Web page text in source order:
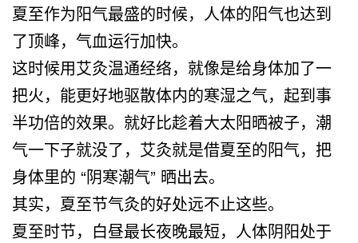
夏至作为阳气最盛的时候，人体的阳气也达到
了顶峰，气血运行加快。
这时候用艾灸温通经络，就像是给身体加了一
把火，能更好地驱散体内的寒湿之气，起到事
半功倍的效果。就好比趁着大太阳晒被子，潮
气一下子就没了，艾灸就是借夏至的阳气，把
身体里的 “阴寒潮气” 晒出去。
其实，夏至节气灸的好处远不止这些。
夏至时节，白昼最长夜晚最短，人体阴阳处于